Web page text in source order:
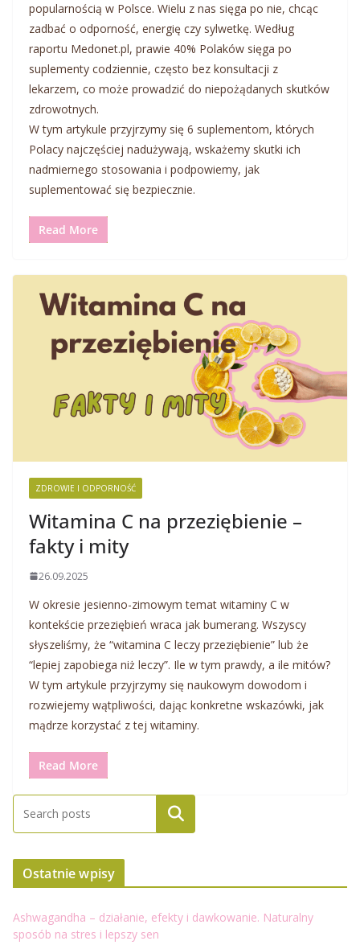
popularnością w Polsce. Wielu z nas sięga po nie, chcąc
zadbać o odporność, energię czy sylwetkę. Według
raportu Medonet.pl, prawie 40% Polaków sięga po
suplementy codziennie, często bez konsultacji z
lekarzem, co może prowadzić do niepożądanych skutków
zdrowotnych.
W tym artykule przyjrzymy się 6 suplementom, których
Polacy najczęściej nadużywają, wskażemy skutki ich
nadmiernego stosowania i podpowiemy, jak
suplementować się bezpiecznie.
Read More
ZDROWIE I ODPORNOŚĆ
Witamina C na przeziębienie –
fakty i mity
26.09.2025
W okresie jesienno-zimowym temat witaminy C w
kontekście przeziębień wraca jak bumerang. Wszyscy
słyszeliśmy, że “witamina C leczy przeziębienie” lub że
“lepiej zapobiega niż leczy”. Ile w tym prawdy, a ile mitów?
W tym artykule przyjrzymy się naukowym dowodom i
rozwiejemy wątpliwości, dając konkretne wskazówki, jak
mądrze korzystać z tej witaminy.
Read More
Ostatnie wpisy
Ashwagandha – działanie, efekty i dawkowanie. Naturalny
sposób na stres i lepszy sen